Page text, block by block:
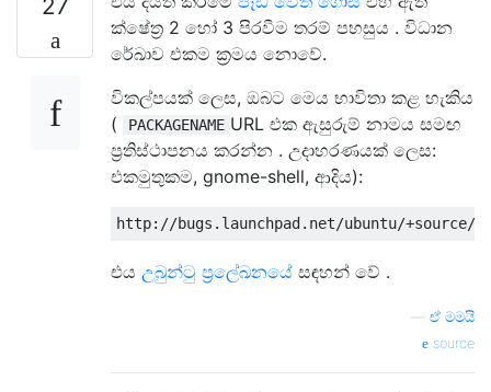
27
ක්ෂේත්‍ර 2 හෝ 3 පිරවීම තරම් පහසුය . විධාන
රේඛාව එකම ක්‍රමය නොවේ.
විකල්පයක් ලෙස, ඔබට මෙය භාවිතා කළ හැකිය
(
PACKAGENAME URL එක ඇසුරුම් නාමය සමඟ
ප්‍රතිස්ථාපනය කරන්න . උදාහරණයක් ලෙස:
එකමුතුකම, gnome-shell, ආදිය):
එය උබුන්ටු ප්‍රලේඛනයේ සඳහන් වේ .
ඒ මමයි
source